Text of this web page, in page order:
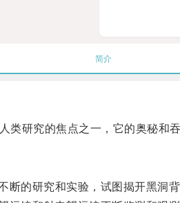
简介
研究的焦点之一，它的奥秘和
的研究和实验，试图揭开黑洞